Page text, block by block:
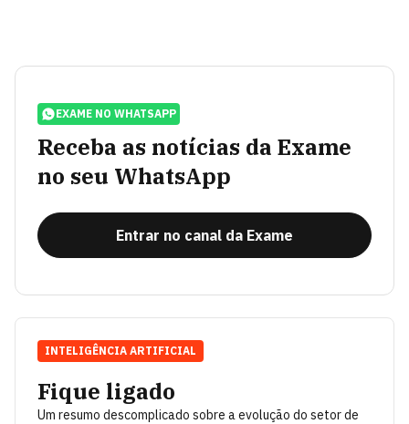
EXAME NO WHATSAPP
Receba as notícias da Exame
no seu WhatsApp
Entrar no canal da Exame
Fique ligado
Um resumo descomplicado sobre a evolução do setor de
INTELIGÊNCIA ARTIFICIAL